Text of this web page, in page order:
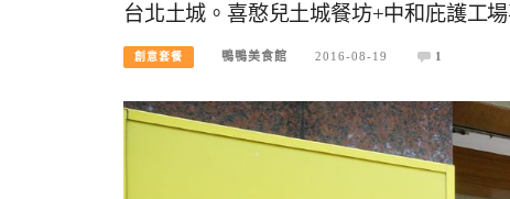
台北土城。喜憨兒土城餐坊+中和庇護工
創意套餐 鴨鴨美食館 2016-08-19 1